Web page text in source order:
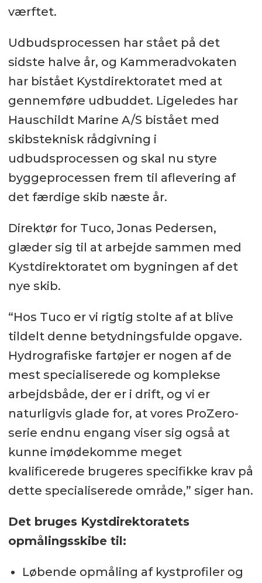
værftet.
Udbudsprocessen har stået på det
sidste halve år, og Kammeradvokaten
har bistået Kystdirektoratet med at
gennemføre udbuddet. Ligeledes har
Hauschildt Marine A/S bistået med
skibsteknisk rådgivning i
udbudsprocessen og skal nu styre
byggeprocessen frem til aflevering af
det færdige skib næste år.
Direktør for Tuco, Jonas Pedersen,
glæder sig til at arbejde sammen med
Kystdirektoratet om bygningen af det
nye skib.
“Hos Tuco er vi rigtig stolte af at blive
tildelt denne betydningsfulde opgave.
Hydrografiske fartøjer er nogen af de
mest specialiserede og komplekse
arbejdsbåde, der er i drift, og vi er
naturligvis glade for, at vores ProZero-
serie endnu engang viser sig også at
kunne imødekomme meget
kvalificerede brugeres specifikke krav på
dette specialiserede område,” siger han.
Det bruges Kystdirektoratets
opmålingsskibe til:
Løbende opmåling af kystprofiler og